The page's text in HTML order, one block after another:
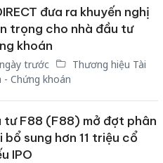
đưa ra khuyến nghị
trọng cho nhà đầu tư
khoán
trước
Thương hiệu Tài
- Chứng khoán
tư F88 (F88) mở đợt phân
bổ sung hơn 11 triệu cổ
IPO